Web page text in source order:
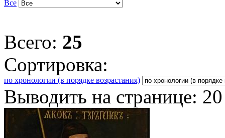
Все
Всего: 25
Сортировка:
по хронологии (в порядке возрастания)
Выводить на странице: 20